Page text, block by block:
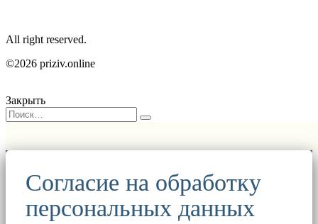
All right reserved.
©2026 priziv.online
Закрыть
Согласие на обработку
персональных данных